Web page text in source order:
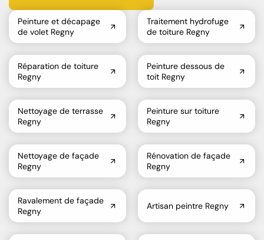
Peinture et décapage
de volet Regny
Traitement hydrofuge
de toiture Regny
Réparation de toiture
Regny
Peinture dessous de
toit Regny
Nettoyage de terrasse
Regny
Peinture sur toiture
Regny
Nettoyage de façade
Regny
Rénovation de façade
Regny
Ravalement de façade
Regny
Artisan peintre Regny